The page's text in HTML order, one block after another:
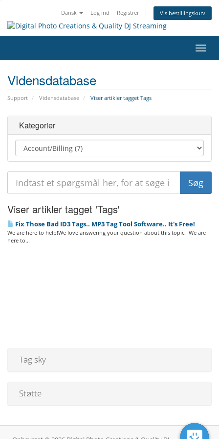
Dansk Log ind Registrer Vis bestillingskurv
Skift
Vidensdatabase
Support Vidensdatabase Viser artikler tagget Tags
Kategorier
Viser artikler tagget 'Tags'
Fix Those Bad ID3 Tags.. MP3 Tag Tool Software.. It's Free!
We are here to help!We love answering your question about this topic. We are
here to...
Tag sky
Støtte